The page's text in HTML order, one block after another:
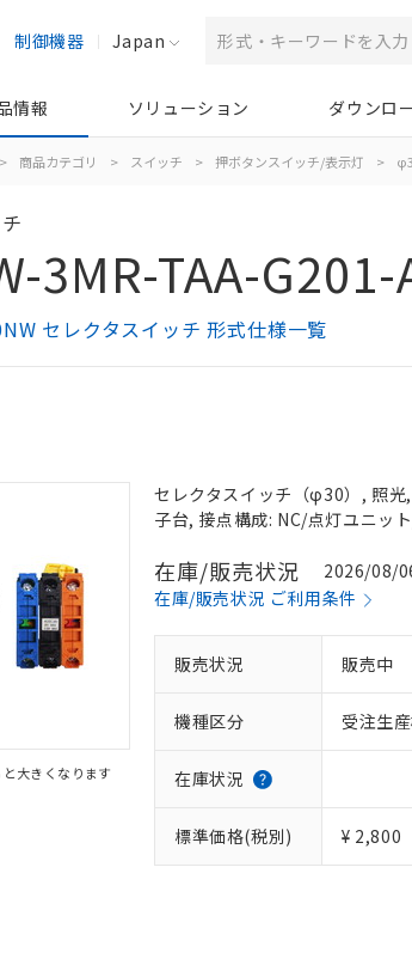
制御機器 Japan
情報 ソリューション ダウンロ
> 商品カテゴリ > スイッチ > 押ボタンスイッチ/表示灯 >
3MR-TAA-G201-
セレクタスイッチ 形式仕様一覧
大きくなります
セレクタスイッチ（φ30）, 照
子台, 接点構成: NC/点灯ユニッ
在庫/販売状況
2026/08/
在庫/販売状況 ご利用条件
販売状況 販売中
機種区分 受注生
在庫状況
標準価格(税別) ¥ 2,800